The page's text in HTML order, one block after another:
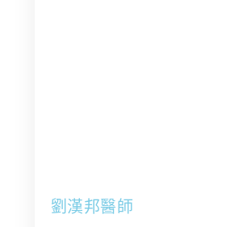
劉漢邦醫師